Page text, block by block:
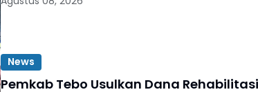
News
Pemkab Tebo Usulkan Dana